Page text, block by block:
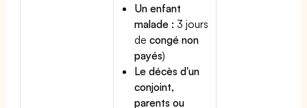
Un enfant
malade : 3 jours
decongé non
payés)
Le décès d'un
conjoint,
parents ou